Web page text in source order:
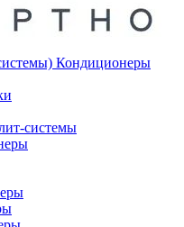
Кондиционеры
системы